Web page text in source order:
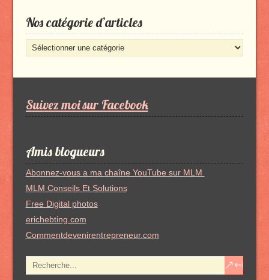
Nos catégorie d’articles
Nos
catégorie
Suivez moi sur Facebook
Amis blogueurs
Abonnez-vous a ma chaîne YouTube sur MLM
MLM Conseils Et Solutions
Free Digital photos
erichebting.com
Commentdevenirentrepreneur.com